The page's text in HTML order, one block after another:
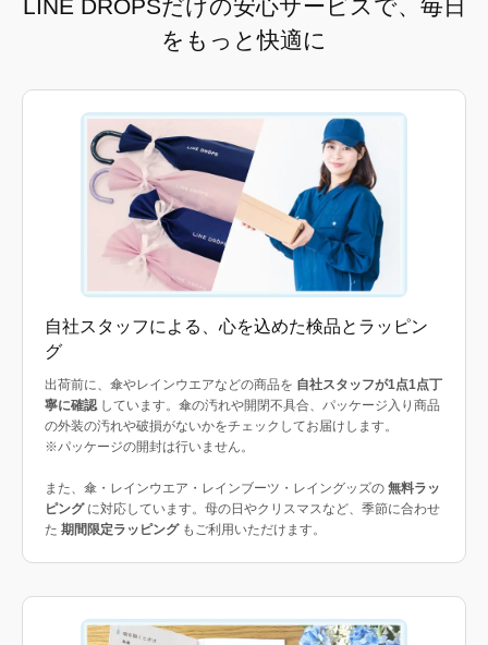
LINE DROPSだけの安心サービスで、毎日
をもっと快適に
自社スタッフによる、心を込めた検品とラッピン
グ
出荷前に、傘やレインウエアなどの商品を 自社スタッフが1点1点丁
寧に確認しています。傘の汚れや開閉不具合、パッケージ入り商品
の外装の汚れや破損がないかをチェックしてお届けします。
※パッケージの開封は行いません。
また、傘・レインウエア・レインブーツ・レイングッズの 無料ラッ
ピングに対応しています。母の日やクリスマスなど、季節に合わせ
た 期間限定ラッピングもご利用いただけます。